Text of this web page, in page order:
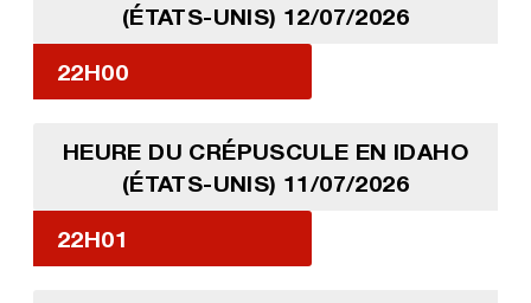
(ÉTATS-UNIS) 12/07/2026
22H00
HEURE DU CRÉPUSCULE EN IDAHO
(ÉTATS-UNIS) 11/07/2026
22H01